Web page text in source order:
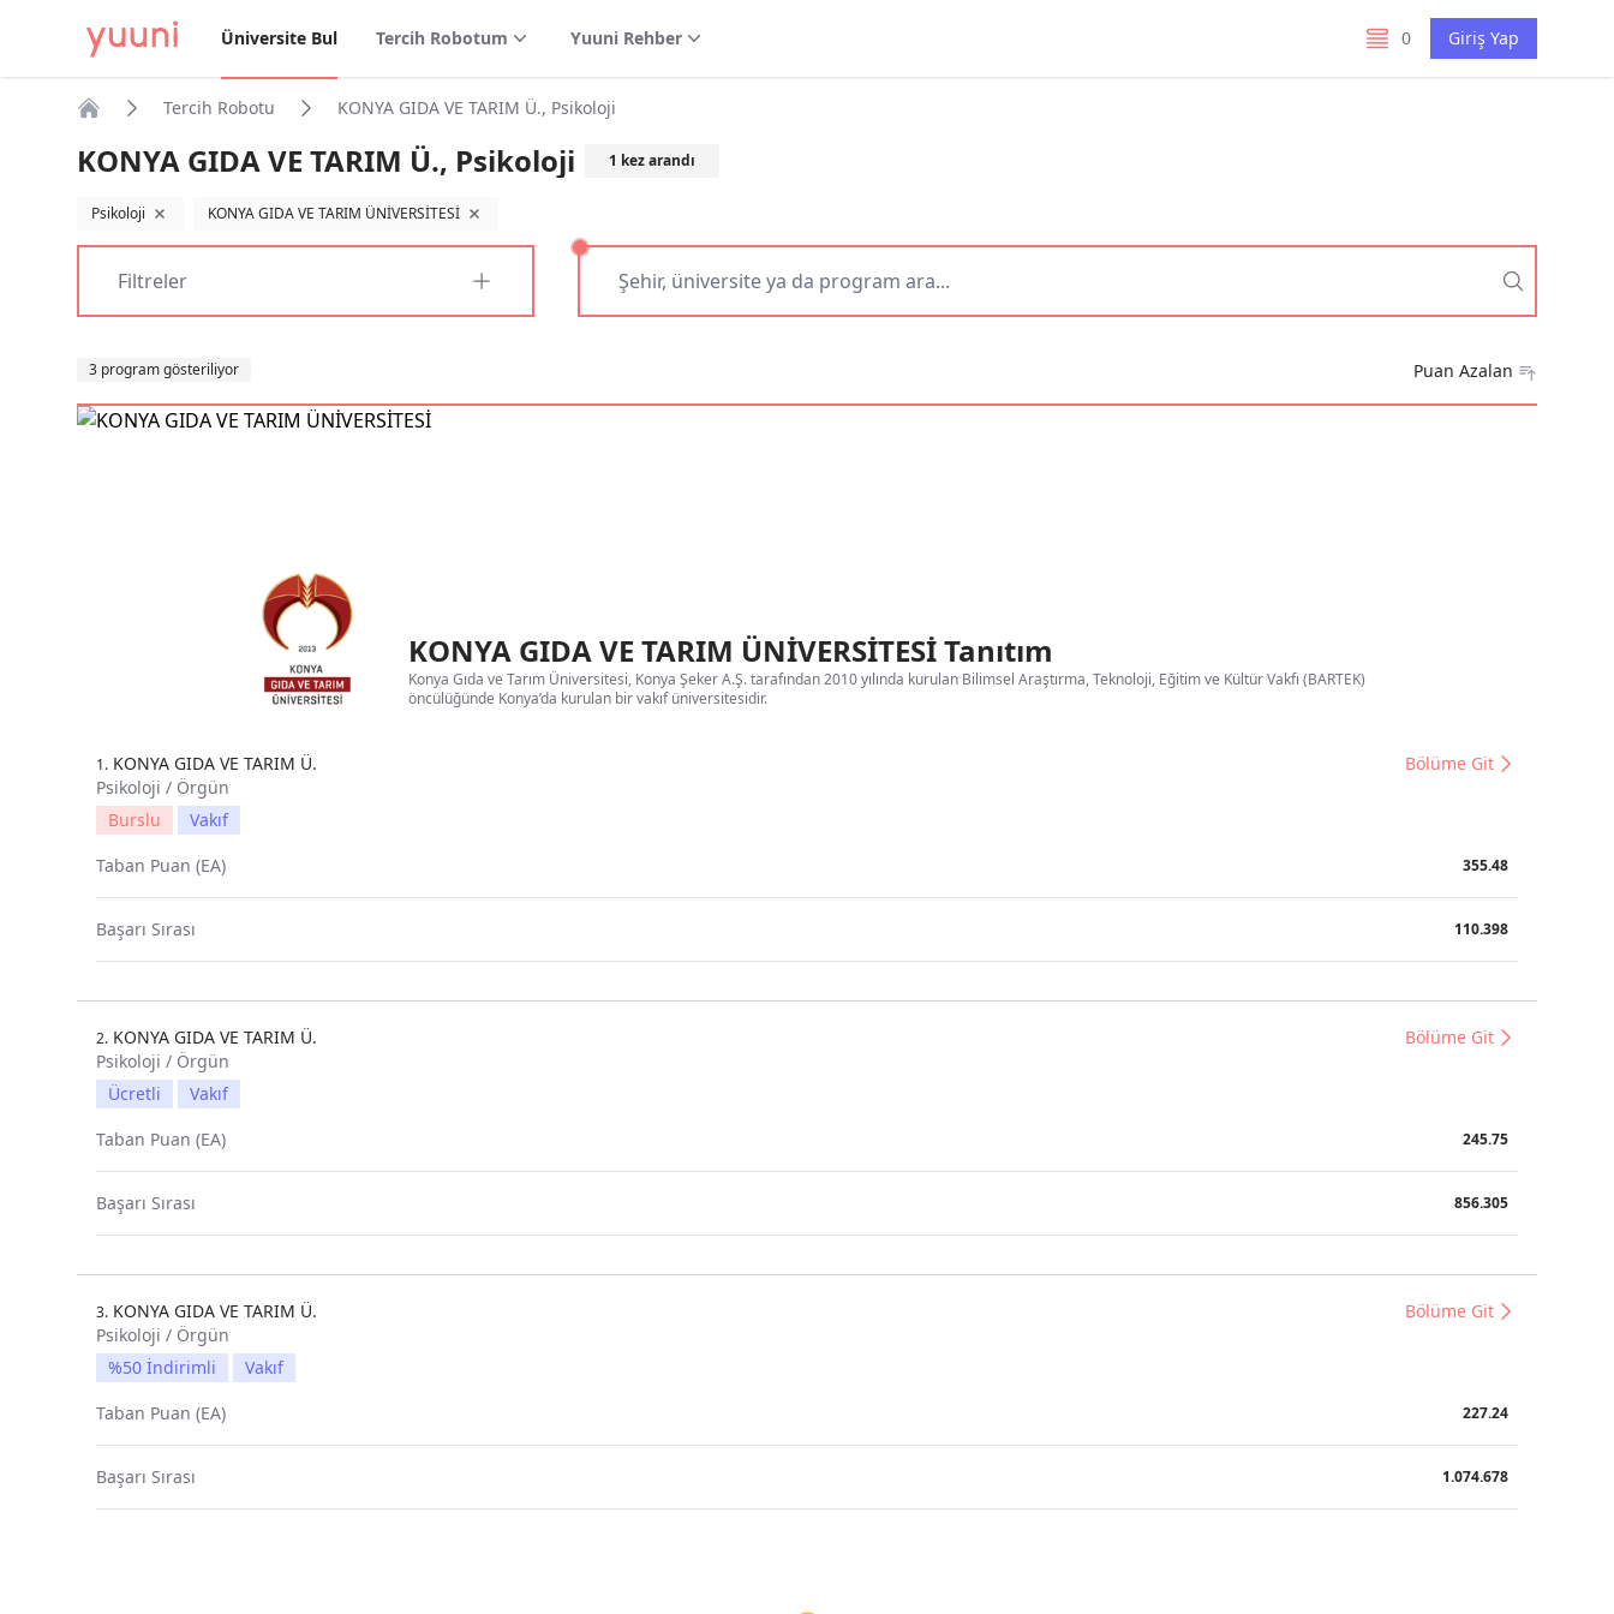
Üniversite Bul Tercih Robotum Yuuni Rehber 0
listelerim Giriş Yap
Tercih Robotu KONYA GIDA VE TARIM Ü., Psikoloji
KONYA GIDA VE TARIM Ü., Psikoloji 1 kez arandı
Psikoloji filtreyi kaldırKONYA GIDA VE TARIM ÜNİVERSİTESİ filtreyi kaldır
Filtreler
3 program gösteriliyor Puan Azalan
KONYA GIDA VE TARIM ÜNİVERSİTESİ Tanıtım
Konya Gıda ve Tarım Üniversitesi, Konya Şeker A.Ş. tarafından 2010 yılında kurulan Bilimsel Araştırma, Teknoloji, Eğitim ve Kültür Vakfı (BARTEK)
öncülüğünde Konya’da kurulan bir vakıf üniversitesidir.
1. KONYA GIDA VE TARIM Ü.
Psikoloji / Örgün
Bölüme Git
Burslu
Vakıf
Taban Puan (EA)
355.48
Başarı Sırası 110.398
2. KONYA GIDA VE TARIM Ü.
Psikoloji / Örgün
Bölüme Git
Ücretli
Vakıf
Taban Puan (EA)
245.75
Başarı Sırası 856.305
3. KONYA GIDA VE TARIM Ü.
Psikoloji / Örgün
Bölüme Git
%50 İndirimli
Vakıf
Taban Puan (EA)
227.24
Başarı Sırası 1.074.678